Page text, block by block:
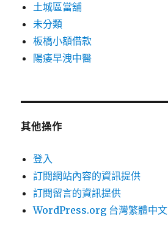
土城區當舖
未分類
板橋小額借款
陽痿早洩中醫
其他操作
登入
訂閱網站內容的資訊提供
訂閱留言的資訊提供
WordPress.org 台灣繁體中文